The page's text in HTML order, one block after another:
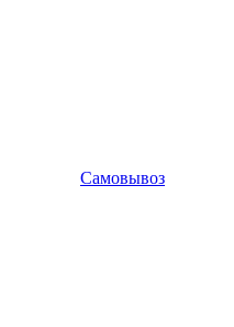
Самовывоз